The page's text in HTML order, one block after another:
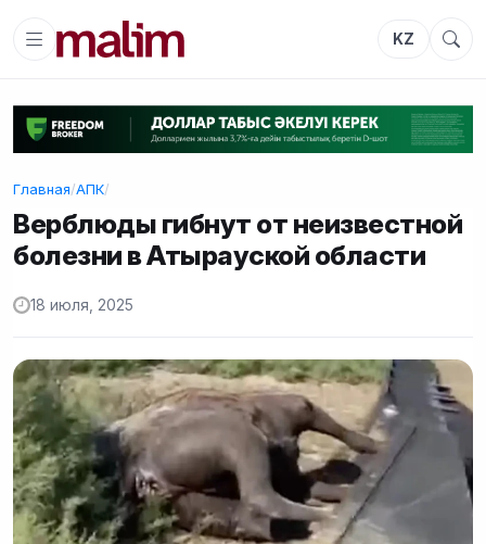
KZ
Главная/АПК/
Верблюды гибнут от неизвестной
болезни в Атырауской области
18 июля, 2025